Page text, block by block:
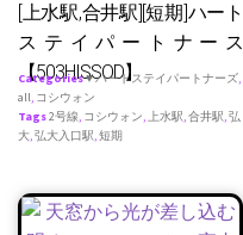
[上水駅,合井駅][短期]ハート
ステイパートナース
【503HISSOD】
Categories♥ ハートステイパートナーズ,
all, コシウォン
Tags2号線, コシウォン, 上水駅,合井駅,弘
大,弘大入口駅,短期